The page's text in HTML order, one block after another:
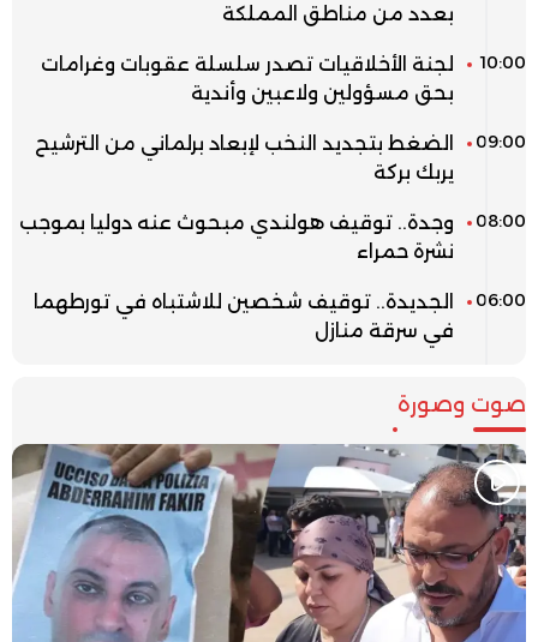
بعدد من مناطق المملكة
10:00
لجنة الأخلاقيات تصدر سلسلة عقوبات وغرامات
بحق مسؤولين ولاعبين وأندية
09:00
الضغط بتجديد النخب لإبعاد برلماني من الترشيح
يربك بركة
08:00
وجدة.. توقيف هولندي مبحوث عنه دوليا بموجب
نشرة حمراء
06:00
الجديدة.. توقيف شخصين للاشتباه في تورطهما
في سرقة منازل
صوت وصورة